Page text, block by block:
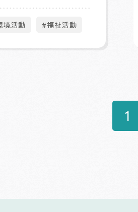
境活動 #福祉活動
1